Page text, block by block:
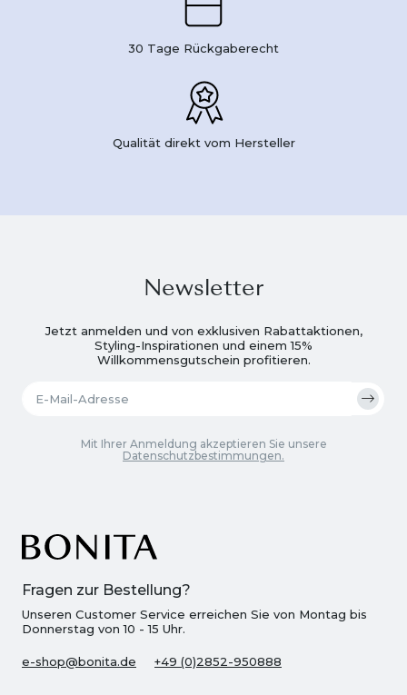
30 Tage Rückgaberecht
Qualität direkt vom Hersteller
Fragen zur Bestellung?
Unseren Customer Service erreichen Sie von Montag bis
Donnerstag von 10 - 15 Uhr.
e-shop@bonita.de +49 (0)2852-950888
Newsletter
Jetzt anmelden und von exklusiven Rabattaktionen,
Styling-Inspirationen und einem 15%
Willkommensgutschein profitieren.
Mit Ihrer Anmeldung akzeptieren Sie unsere
Datenschutzbestimmungen.